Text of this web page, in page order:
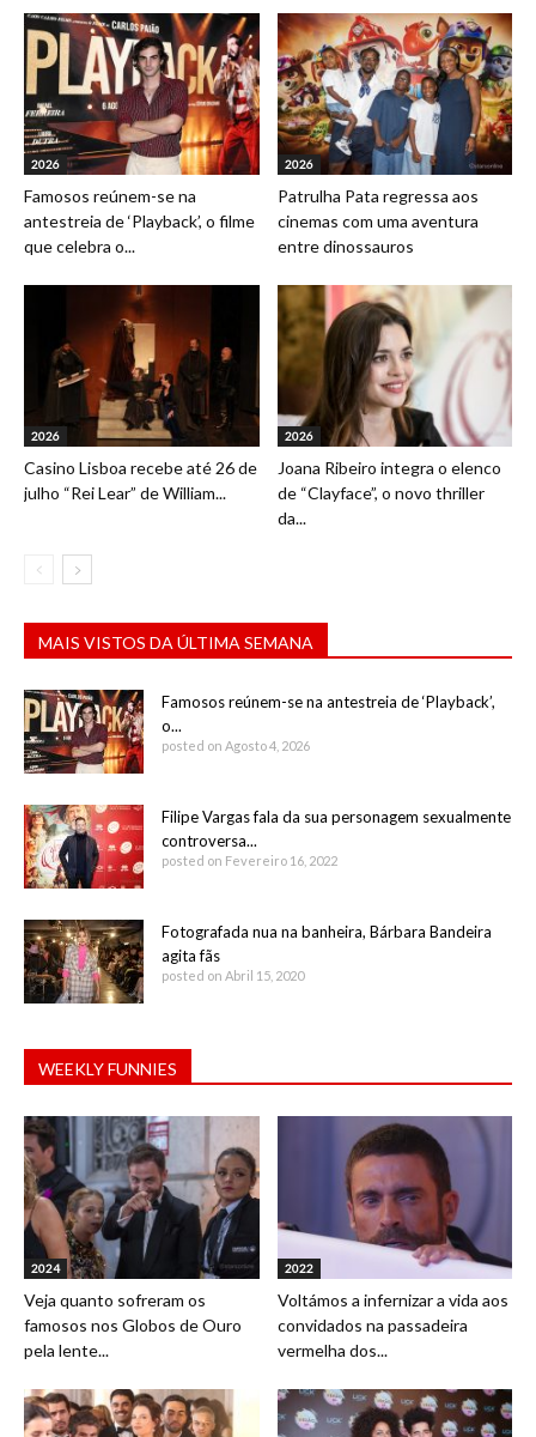
2026
Famosos reúnem-se na
antestreia de ‘Playback’, o filme
que celebra o...
2026
Patrulha Pata regressa aos
cinemas com uma aventura
entre dinossauros
2026
Casino Lisboa recebe até 26 de
julho “Rei Lear” de William...
2026
Joana Ribeiro integra o elenco
de “Clayface”, o novo thriller
da...
MAIS VISTOS DA ÚLTIMA SEMANA
Famosos reúnem-se na antestreia de ‘Playback’,
o...
posted on Agosto 4, 2026
Filipe Vargas fala da sua personagem sexualmente
controversa...
posted on Fevereiro 16, 2022
Fotografada nua na banheira, Bárbara Bandeira
agita fãs
posted on Abril 15, 2020
WEEKLY FUNNIES
2024
Veja quanto sofreram os
famosos nos Globos de Ouro
pela lente...
2022
Voltámos a infernizar a vida aos
convidados na passadeira
vermelha dos...